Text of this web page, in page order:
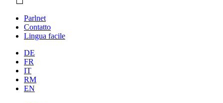
Parlnet
Contatto
Lingua facile
DE
FR
IT
RM
EN